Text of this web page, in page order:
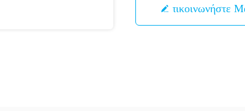
Επικοινωνήστε